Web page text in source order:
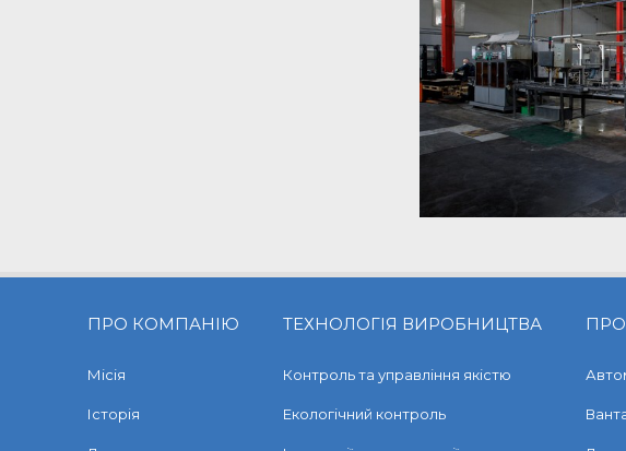
ПРО КОМПАНІЮ
Місія
Історія
ТЕХНОЛОГІЯ ВИРОБНИЦТВА
Контроль та управління якістю
Екологічний контроль